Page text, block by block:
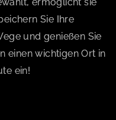
Sie Ihre
und genießen Sie
einen wichtigen Ort in
ein!